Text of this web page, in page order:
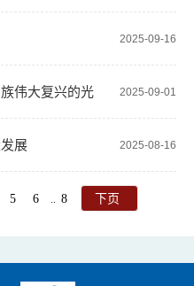
2025-09-16
2025-09-01
伟大复兴的光
2025-08-16
展
5 6 .. 8 下页